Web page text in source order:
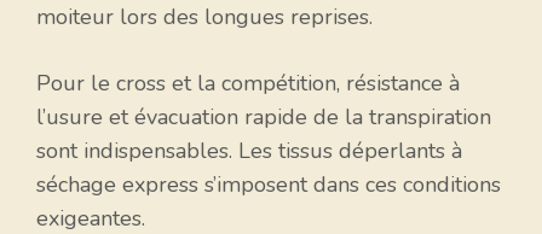
moiteur lors des longues reprises.
Pour le cross et la compétition, résistance à
l’usure et évacuation rapide de la transpiration
sont indispensables. Les tissus déperlants à
séchage express s’imposent dans ces conditions
exigeantes.